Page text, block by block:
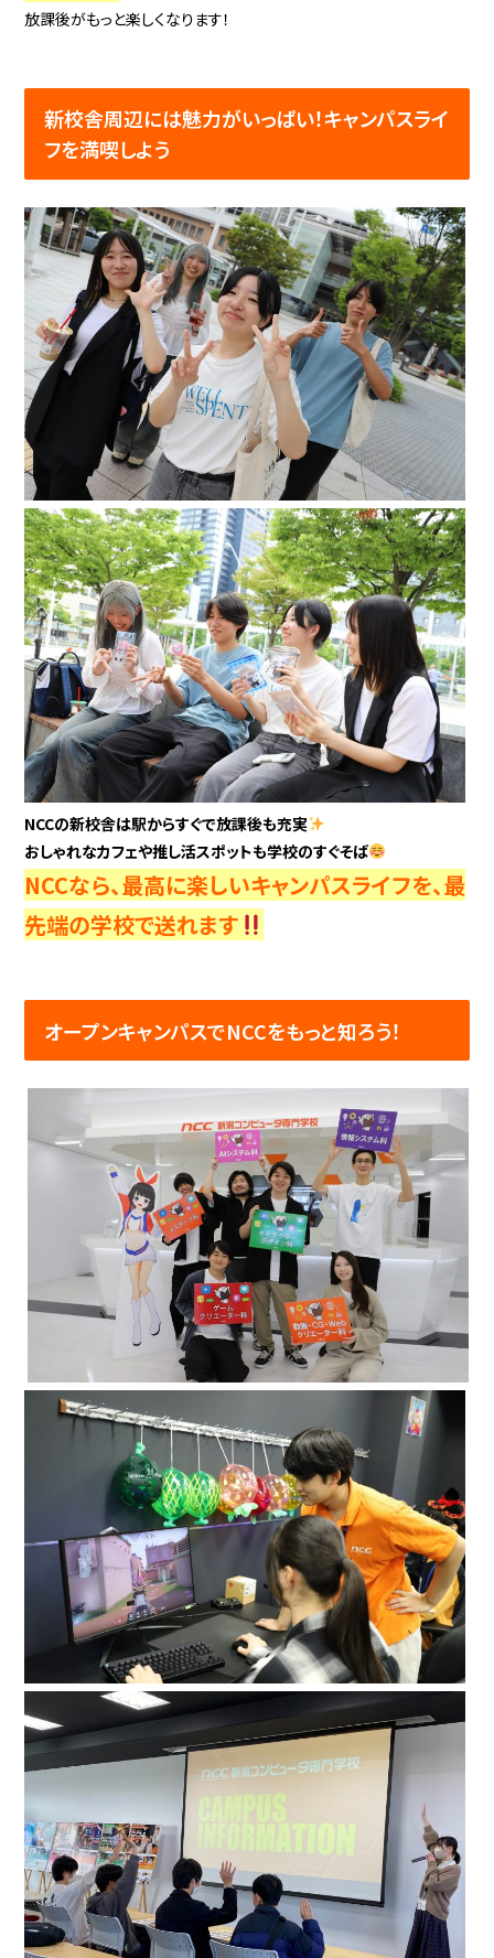
放課後がもっと楽しくなります！
新校舎周辺には魅力がいっぱい！キャンパスライ
フを満喫しよう
NCCの新校舎は駅からすぐで放課後も充実
おしゃれなカフェや推し活スポットも学校のすぐそば
NCCなら、最高に楽しいキャンパスライフを、最
先端の学校で送れます
オープンキャンパスでNCCをもっと知ろう！